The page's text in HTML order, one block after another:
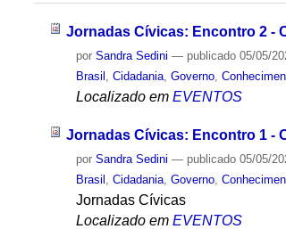
Jornadas Cívicas: Encontro 2 -
porSandra Sedini — publicado 05/05/
Brasil
,Cidadania ,Governo ,
Localizado em EVENTOS
Jornadas Cívicas: Encontro 1 -
porSandra Sedini — publicado 05/05/
Brasil ,Cidadania ,Governo ,
Jornadas Cívicas
Localizado em EVENTOS